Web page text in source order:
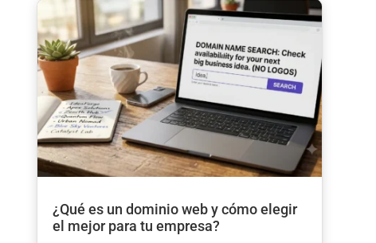
¿Qué es un dominio web y cómo elegir
el mejor para tu empresa?